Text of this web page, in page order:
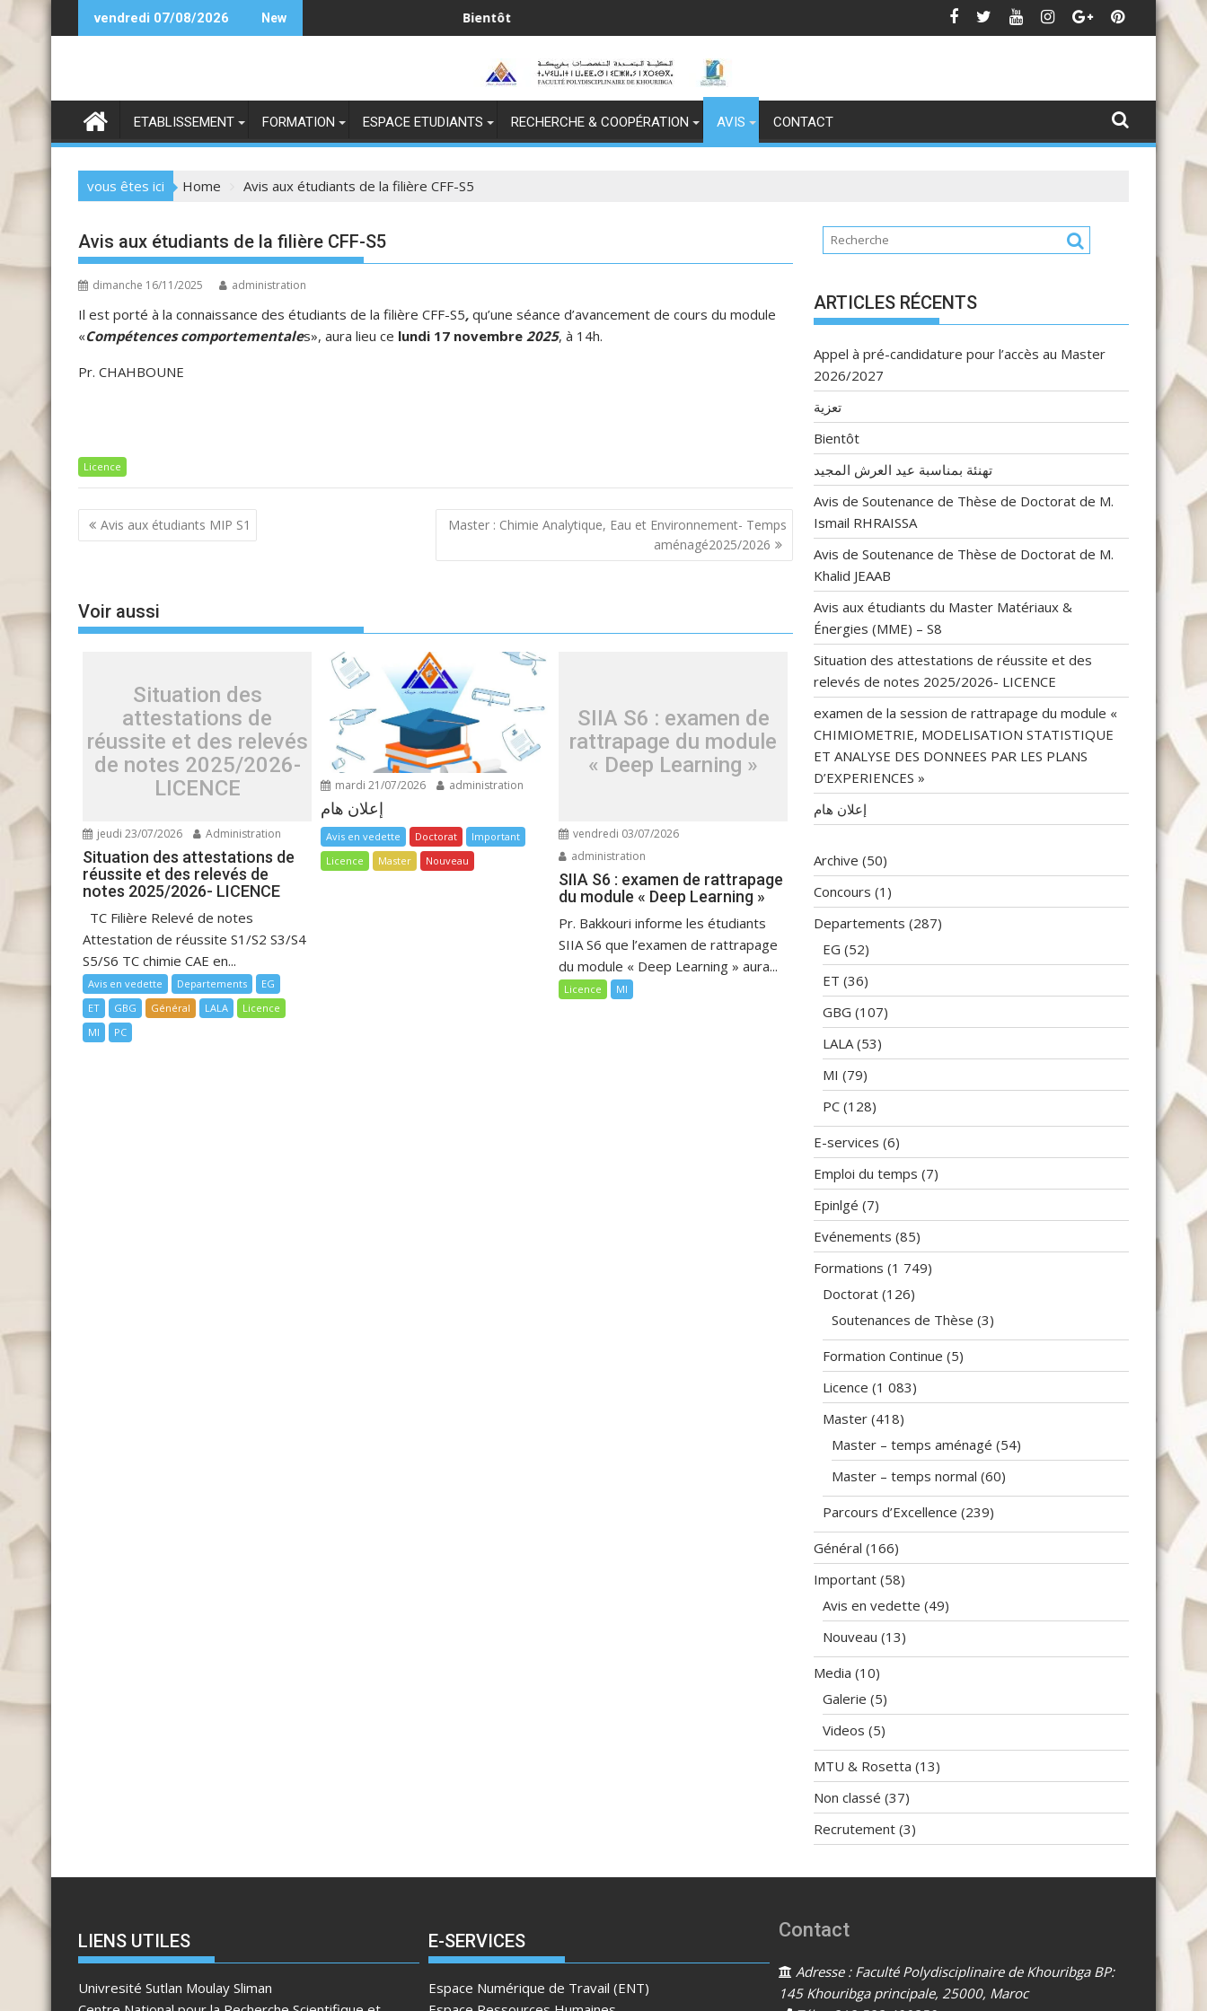
to
vendredi 07/08/2026 New
ETABLISSEMENT FORMATION ESPACE ETUDIANTS RECHERCHE & COOPÉRATION AVIS CONTACT
vous êtes ici Home Avis aux étudiants de la filière CFF-S5
Avis aux étudiants de la filière CFF-S5
dimanche 16/11/2025 administration
Il est porté à la connaissance des étudiants de la filière CFF-S5, qu’une séance d’avancement de cours du module
«Compétences comportementales», aura lieu ce lundi 17 novembre 2025, à 14h.
Pr. CHAHBOUNE
Licence
Navigation
de
Avis aux étudiants MIP S1
Master : Chimie Analytique, Eau et Environnement- Temps
aménagé2025/2026
Voir aussi
Situation des
attestations de
réussite et des relevés
de notes 2025/2026-
LICENCE
jeudi 23/07/2026 Administration
Situation des attestations de
réussite et des relevés de
notes 2025/2026- LICENCE
TC Filière Relevé de notes
Attestation de réussite S1/S2 S3/S4
S5/S6 TC chimie CAE en...
Avis en vedette Departements
EG
ET
GBG Général LALA
Licence
MI
PC
mardi 21/07/2026 administration
إعلان هام
Avis en vedette Doctorat
Important
Licence
Master Nouveau
SIIA S6 : examen de
rattrapage du module
« Deep Learning »
vendredi 03/07/2026
administration
SIIA S6 : examen de rattrapage
du module « Deep Learning »
Pr. Bakkouri informe les étudiants
SIIA S6 que l’examen de rattrapage
du module « Deep Learning » aura...
Licence MI
ARTICLES RÉCENTS
Appel à pré-candidature pour l’accès au Master
2026/2027
تعزية
Bientôt
تهنئة بمناسبة عيد العرش المجيد
Avis de Soutenance de Thèse de Doctorat de M.
Ismail RHRAISSA
Avis de Soutenance de Thèse de Doctorat de M.
Khalid JEAAB
Avis aux étudiants du Master Matériaux &
Énergies (MME) – S8
Situation des attestations de réussite et des
relevés de notes 2025/2026- LICENCE
examen de la session de rattrapage du module «
CHIMIOMETRIE, MODELISATION STATISTIQUE
ET ANALYSE DES DONNEES PAR LES PLANS
D’EXPERIENCES »
إعلان هام
Archive (50)
Concours (1)
Departements (287)
EG (52)
ET (36)
GBG (107)
LALA(53)
MI (79)
PC (128)
E-services (6)
Emploi du temps (7)
Epinlgé (7)
Evénements (85)
Formations (1 749)
Doctorat (126)
Soutenances de Thèse (3)
Formation Continue (5)
Licence (1 083)
Master (418)
Master – temps aménagé (54)
Master – temps normal (60)
Parcours d’Excellence (239)
Général (166)
Important (58)
Avis en vedette (49)
Nouveau (13)
Media (10)
Galerie (5)
Videos (5)
MTU & Rosetta (13)
Non classé (37)
Recrutement (3)
LIENS UTILES
Univresité Sutlan Moulay Sliman
E-SERVICES
Espace Numérique de Travail (ENT)
Contact
Adresse : Faculté Polydisciplinaire de Khouribga BP:
145 Khouribga principale, 25000, Maroc